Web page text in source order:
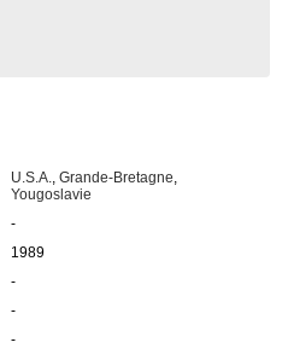
U.S.A., Grande-Bretagne,
Yougoslavie
-
1989
-
-
-